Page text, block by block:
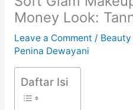
Money Look:
Leave a Comment /
Penina Dewayani
Daftar Isi